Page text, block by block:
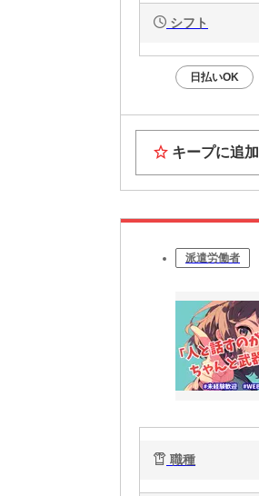
シフト
日払いOK
キープに追加
派遣労働者
職種